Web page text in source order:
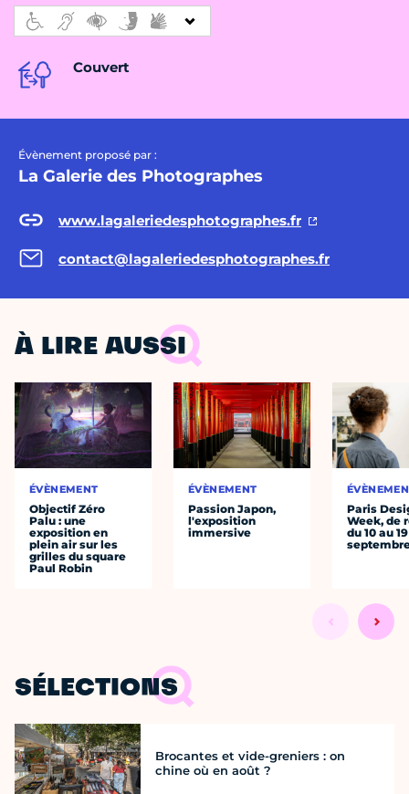
Couvert
Évènement proposé par :
La Galerie des Photographes
www.lagaleriedesphotographes.fr
contact@lagaleriedesphotographes.fr
À LIRE AUSSI
ÉVÈNEMENT
Objectif Zéro
Palu : une
exposition en
plein air sur les
grilles du square
Paul Robin
ÉVÈNEMENT
Passion Japon,
l'exposition
immersive
Paris
Week, de
du 10 au 19
SÉLECTIONS
Brocantes et vide-greniers : on
chine où en août ?